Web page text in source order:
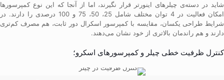
شاید در دسته‌ی چیلرهای اینورتر قرار نگیرند، اما از آنجا که این نوع کمپرسورها
امکان فعالیت در 4 توان مختلف شامل 25، 50، 75 و 100 درصدی را دارند. در
شرایط طراحی یکسان، مقایسه با کمپرسور اسکرال دور ثابت، هم مصرف کم‌تری
دارند و هم راندمان بالاتری از خود نشان می‌دهند.
کنترل ظرفیت خطی چیلر و کمپرسورهای اسکرو؛